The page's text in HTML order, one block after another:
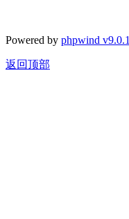
Powered by phpwind v9.0.1
返回顶部